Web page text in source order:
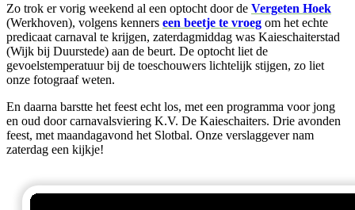
Zo trok er vorig weekend al een optocht door de Vergeten Hoek
(Werkhoven), volgens kenners een beetje te vroeg om het echte
predicaat carnaval te krijgen, zaterdagmiddag was Kaieschaiterstad
(Wijk bij Duurstede) aan de beurt. De optocht liet de
gevoelstemperatuur bij de toeschouwers lichtelijk stijgen, zo liet
onze fotograaf weten.
En daarna barstte het feest echt los, met een programma voor jong
en oud door carnavalsviering K.V. De Kaieschaiters. Drie avonden
feest, met maandagavond het Slotbal. Onze verslaggever nam
zaterdag een kijkje!